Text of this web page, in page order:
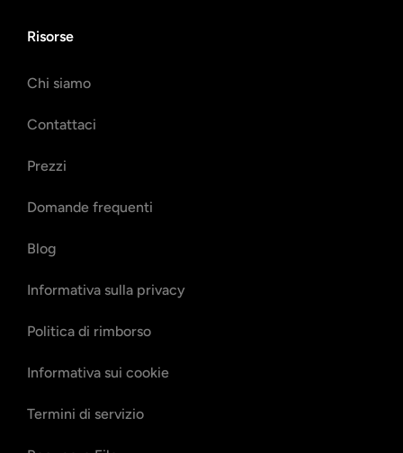
Risorse
Chi siamo
Contattaci
Prezzi
Domande frequenti
Blog
Informativa sulla privacy
Politica di rimborso
Informativa sui cookie
Termini di servizio